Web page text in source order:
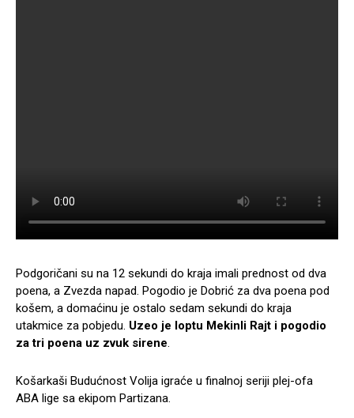
Podgoričani su na 12 sekundi do kraja imali prednost od dva
poena, a Zvezda napad. Pogodio je Dobrić za dva poena pod
košem, a domaćinu je ostalo sedam sekundi do kraja
utakmice za pobjedu. Uzeo je loptu Mekinli Rajt i pogodio
za tri poena uz zvuk sirene.
Košarkaši Budućnost Volija igraće u finalnoj seriji plej-ofa
ABA lige sa ekipom Partizana.